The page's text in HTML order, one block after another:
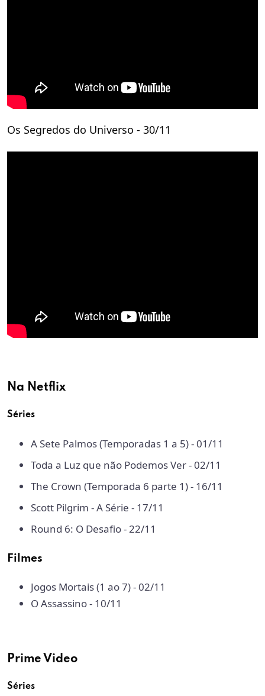
Os Segredos do Universo - 30/11
Na Netflix
Séries
A Sete Palmos (Temporadas 1 a 5) - 01/11
Toda a Luz que não Podemos Ver - 02/11
The Crown (Temporada 6 parte 1) - 16/11
Scott Pilgrim - A Série - 17/11
Round 6: O Desafio - 22/11
Filmes
Jogos Mortais (1 ao 7) - 02/11
O Assassino- 10/11
Prime Video
Séries